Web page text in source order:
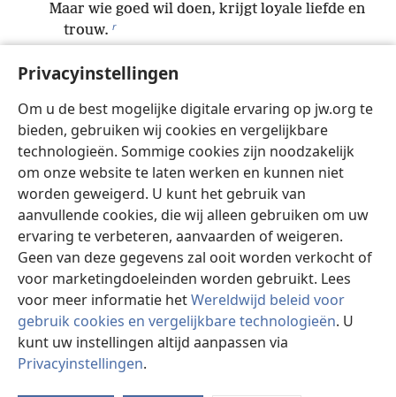
Privacyinstellingen
Om u de best mogelijke digitale ervaring op jw.org te
bieden, gebruiken wij cookies en vergelijkbare
technologieën. Sommige cookies zijn noodzakelijk
om onze website te laten werken en kunnen niet
worden geweigerd. U kunt het gebruik van
aanvullende cookies, die wij alleen gebruiken om uw
ervaring te verbeteren, aanvaarden of weigeren.
Geen van deze gegevens zal ooit worden verkocht of
voor marketingdoeleinden worden gebruikt. Lees
voor meer informatie hetWereldwijd beleid voor
gebruik cookies en vergelijkbare technologieën. U
kunt uw instellingen altijd aanpassen via
Privacyinstellingen.
Maar wie goed wil doen, krijgt loyale liefde en
trouw. r
maar praatjes leiden tot gebrek.
24 De kroon van de wijzen is hun rijkdom,
maar de dwaasheid van de dwazen is alleen
maar dwaasheid.
25 Een ware getuige redt levens, *
maar een valse getuige ademt leugens.
26 Ontzag voor Jehovah geeft een sterk vertrouwen
u
en zal een veilige plaats zijn voor je kinderen.
v
27 Ontzag voor Jehovah is een bron van leven,
het houdt je weg van de strikken van de dood.
28 Een groot volk is de pracht van een koning,